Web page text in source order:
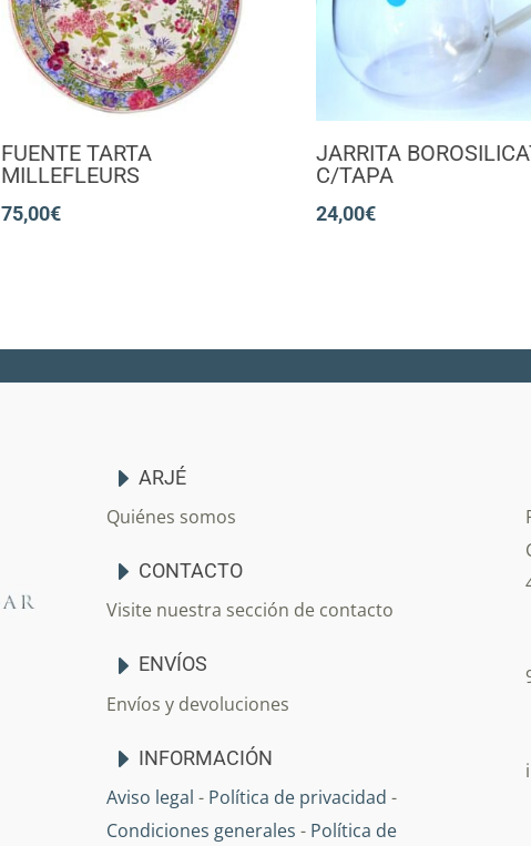
FUENTE TARTA
MILLEFLEURS
75,00€
JARRITA
C/TAPA
24,00€
ARJÉ
Quiénes somos
CONTACTO
Visite nuestra sección de contacto
ENVÍOS
Envíos y devoluciones
INFORMACIÓN
Aviso legal - Política de privacidad -
Condiciones generales - Política de